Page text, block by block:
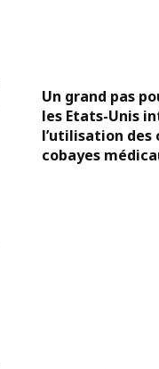
Un grand pas
les Etats-Unis
l’utilisation des
cobayes